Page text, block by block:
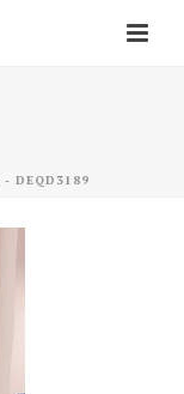
- DEQD3189